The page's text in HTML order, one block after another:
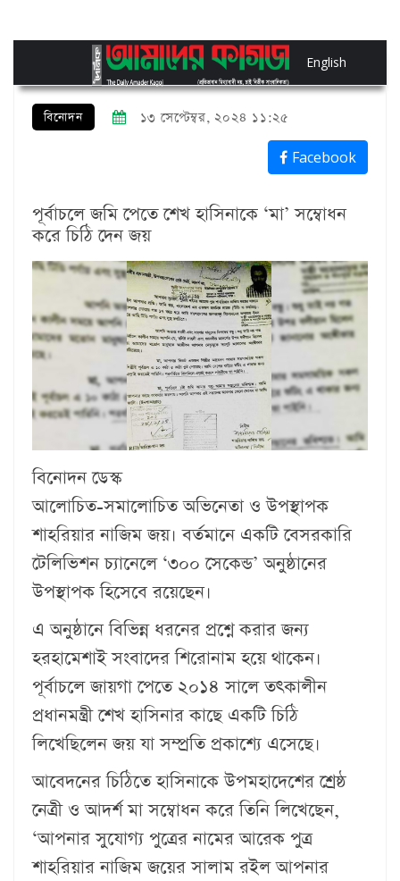
English
বিনোদন ১৩ সেপ্টেম্বর, ২০২৪ ১১:২৫
Facebook
পূর্বাচলে জমি পেতে শেখ হাসিনাকে ‘মা’ সম্বোধন
করে চিঠি দেন জয়
বিনোদন ডেস্ক
আলোচিত-সমালোচিত অভিনেতা ও উপস্থাপক
শাহরিয়ার নাজিম জয়। বর্তমানে একটি বেসরকারি
টেলিভিশন চ্যানেলে ‘৩০০ সেকেন্ড’ অনুষ্ঠানের
উপস্থাপক হিসেবে রয়েছেন।
এ অনুষ্ঠানে বিভিন্ন ধরনের প্রশ্নে করার জন্য
হরহামেশাই সংবাদের শিরোনাম হয়ে থাকেন।
পূর্বাচলে জায়গা পেতে ২০১৪ সালে তৎকালীন
প্রধানমন্ত্রী শেখ হাসিনার কাছে একটি চিঠি
লিখেছিলেন জয় যা সম্প্রতি প্রকাশ্যে এসেছে।
আবেদনের চিঠিতে হাসিনাকে উপমহাদেশের শ্রেষ্ঠ
নেত্রী ও আদর্শ মা সম্বোধন করে তিনি লিখেছেন,
‘আপনার সুযোগ্য পুত্রের নামের আরেক পুত্র
শাহরিয়ার নাজিম জয়ের সালাম রইল আপনার